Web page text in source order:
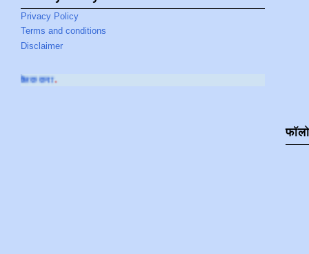
Privacy Policy
Terms and conditions
Disclaimer